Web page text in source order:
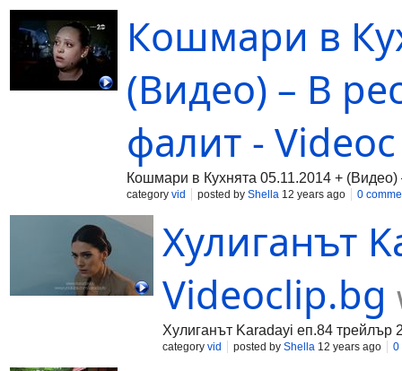
Кошмари в
(Видео) – В
фалит - Videoc
Кошмари в Кухнята 05.11.2014 +
category vid posted by Shella 12 years ago 0
Хулиганът
Videoclip.bg
Хулиганът Karadayi еп.84 трейлър
category vid posted by Shella 12 years ago 0